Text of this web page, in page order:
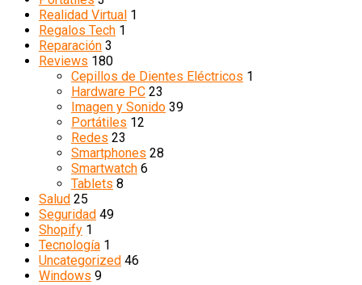
Realidad Virtual 1
Regalos Tech 1
Reparación 3
Reviews 180
Cepillos de Dientes Eléctricos 1
Hardware PC 23
Imagen y Sonido 39
Portátiles 12
Redes 23
Smartphones 28
Smartwatch 6
Tablets 8
Salud 25
Seguridad 49
Shopify 1
Tecnología 1
Uncategorized 46
Windows 9